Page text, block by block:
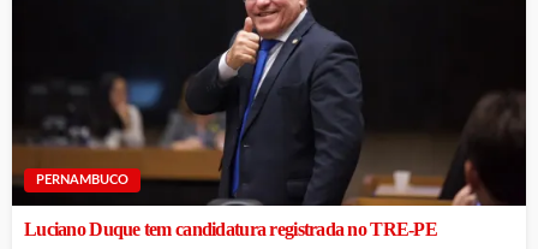
PERNAMBUCO
Luciano Duque tem candidatura registrada no TRE-PE